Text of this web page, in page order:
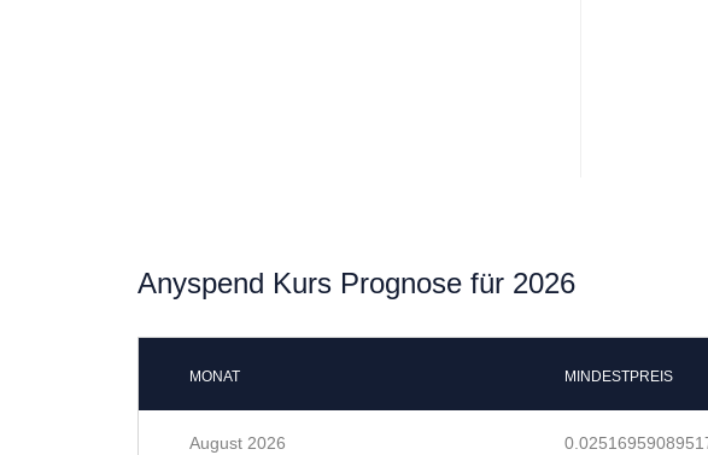
Anyspend Kurs Prognose für 2026
MONAT MINDESTPREIS
August 2026